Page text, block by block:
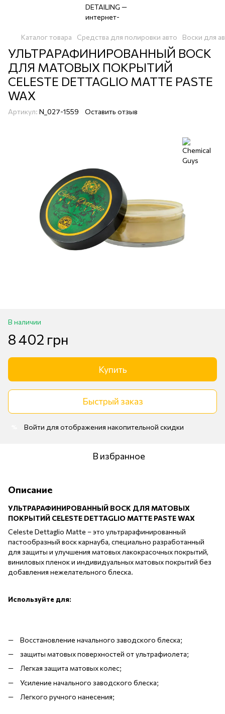
Каталог товара Средства для полировки авто Воски для
УЛЬТРАРАФИНИРОВАННЫЙ ВОСК
ДЛЯ МАТОВЫХ ПОКРЫТИЙ
CELESTE DETTAGLIO MATTE PASTE
WAX
Артикул: N_027-1559 Оставить отзыв
В наличии
8 402 грн
Купить
Быстрый заказ
Войти для отображения накопительной скидки
В избранное
Описание
УЛЬТРАРАФИНИРОВАННЫЙ ВОСК ДЛЯ МАТОВЫХ
ПОКРЫТИЙ CELESTE DETTAGLIO MATTE PASTE WAX
Celeste Dettaglio Matte – это ультрарафинированный
пастообразный воск карнауба, специально разработанный
для защиты и улучшения матовых лакокрасочных покрытий,
виниловых пленок и индивидуальных матовых покрытий без
добавления нежелательного блеска.
Используйте для:
Восстановление начального заводского блеска;
защиты матовых поверхностей от ультрафиолета;
Легкая защита матовых колес;
Усиление начального заводского блеска;
Легкого ручного нанесения;